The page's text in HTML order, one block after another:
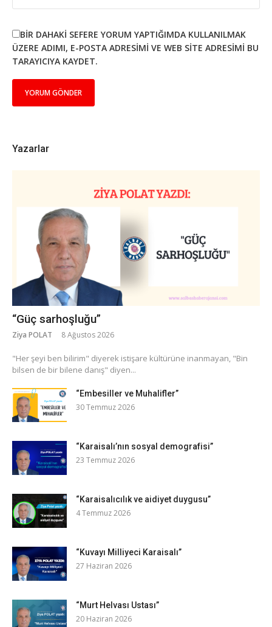
BIR DAHAKI SEFERE YORUM YAPTIĞIMDA KULLANILMAK
ÜZERE ADIMI, E-POSTA ADRESIMI VE WEB SITE ADRESIMI BU
TARAYICIYA KAYDET.
Yazarlar
“Güç sarhoşluğu”
Ziya POLAT 8 Ağustos 2026
​"Her şeyi ben bilirim" diyerek istişare kültürüne inanmayan, "Bin
bilsen de bir bilene danış" diyen...
“Embesiller ve Muhalifler”
30 Temmuz 2026
“Karaisalı’nın sosyal demografisi”
23 Temmuz 2026
“Karaisalıcılık ve aidiyet duygusu”
4 Temmuz 2026
“Kuvayı Milliyeci Karaisalı”
27 Haziran 2026
“Murt Helvası Ustası”
20 Haziran 2026